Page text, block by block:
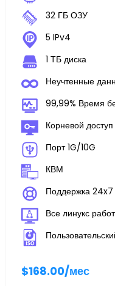
32 ГБ ОЗУ
5 IPv4
1 ТБ диска
Неучтенные
99,99% Время
Корневой доступ
Порт 1G/10G
КВМ
Поддержка 24x7
Все линукс
$168.00/мес